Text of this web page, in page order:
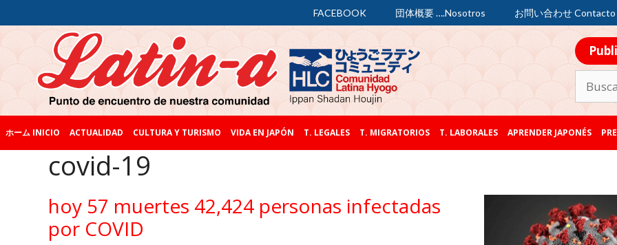
FACEBOOK 団体概要 ….Nosotros お問い合わせ Contacto
ホーム INICIO ACTUALIDAD CULTURA Y TURISMO VIDA EN JAPÓN T. LEGALES T. MIGRATORIOS T. LABORALES APRENDER JAPONÉS
covid-19
hoy 57 muertes 42,424 personas infectadas
por COVID